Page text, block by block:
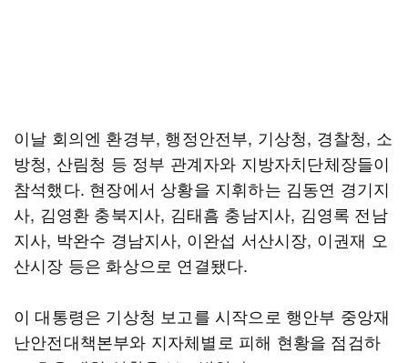
이날 회의엔 환경부, 행정안전부, 기상청, 경찰청, 소
방청, 산림청 등 정부 관계자와 지방자치단체장들이
참석했다. 현장에서 상황을 지휘하는 김동연 경기지
사, 김영환 충북지사, 김태흠 충남지사, 김영록 전남
지사, 박완수 경남지사, 이완섭 서산시장, 이권재 오
산시장 등은 화상으로 연결됐다.
이 대통령은 기상청 보고를 시작으로 행안부 중앙재
난안전대책본부와 지자체별로 피해 현황을 점검하